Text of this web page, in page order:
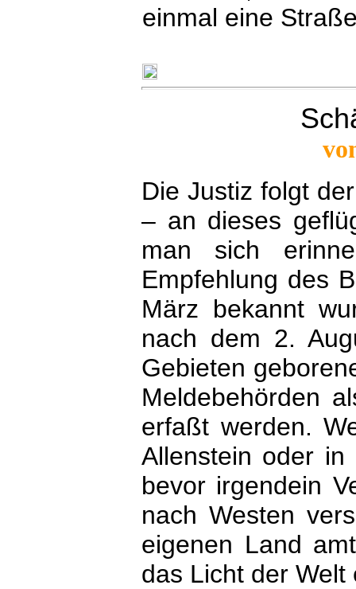
einmal eine
Die Justiz folgt
– an dieses
man sich
Empfehlung des
März bekannt
nach dem 2.
Gebieten
Meldebehörden
erfaßt werden.
Allenstein oder in
bevor irgendein
nach Westen
eigenen Land
das Licht der Welt